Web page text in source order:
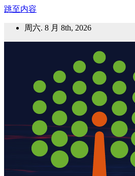
跳至内容
周六. 8 月 8th, 2026